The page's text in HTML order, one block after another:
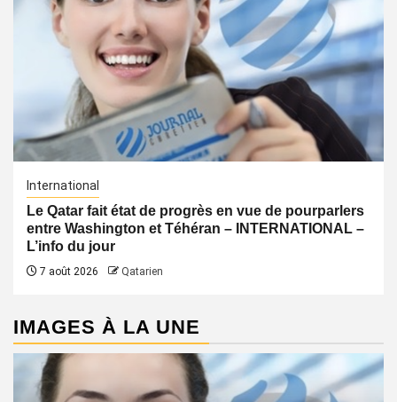
International
Le Qatar fait état de progrès en vue de pourparlers
entre Washington et Téhéran – INTERNATIONAL –
L’info du jour
7 août 2026 Qatarien
IMAGES À LA UNE